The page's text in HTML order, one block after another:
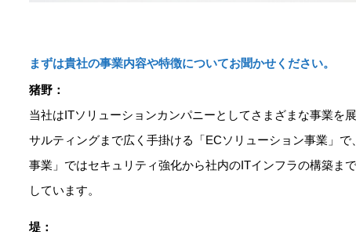
まずは貴社の事業内容や特徴についてお聞かせください。
猪野：
当社はITソリューションカンパニーとしてさまざまな事業を
サルティングまで広く手掛ける「ECソリューション事業」
事業」ではセキュリティ強化から社内のITインフラの構築ま
しています。
堤：